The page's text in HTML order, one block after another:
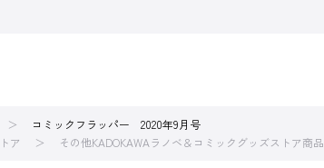
コミックフラッパー 2020年9月号
ア その他KADOKAWAラノベ＆コミックグッズストア商品